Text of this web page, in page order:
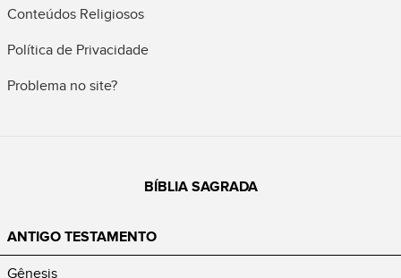
Conteúdos Religiosos
Política de Privacidade
Problema no site?
BÍBLIA SAGRADA
ANTIGO TESTAMENTO
Gênesis